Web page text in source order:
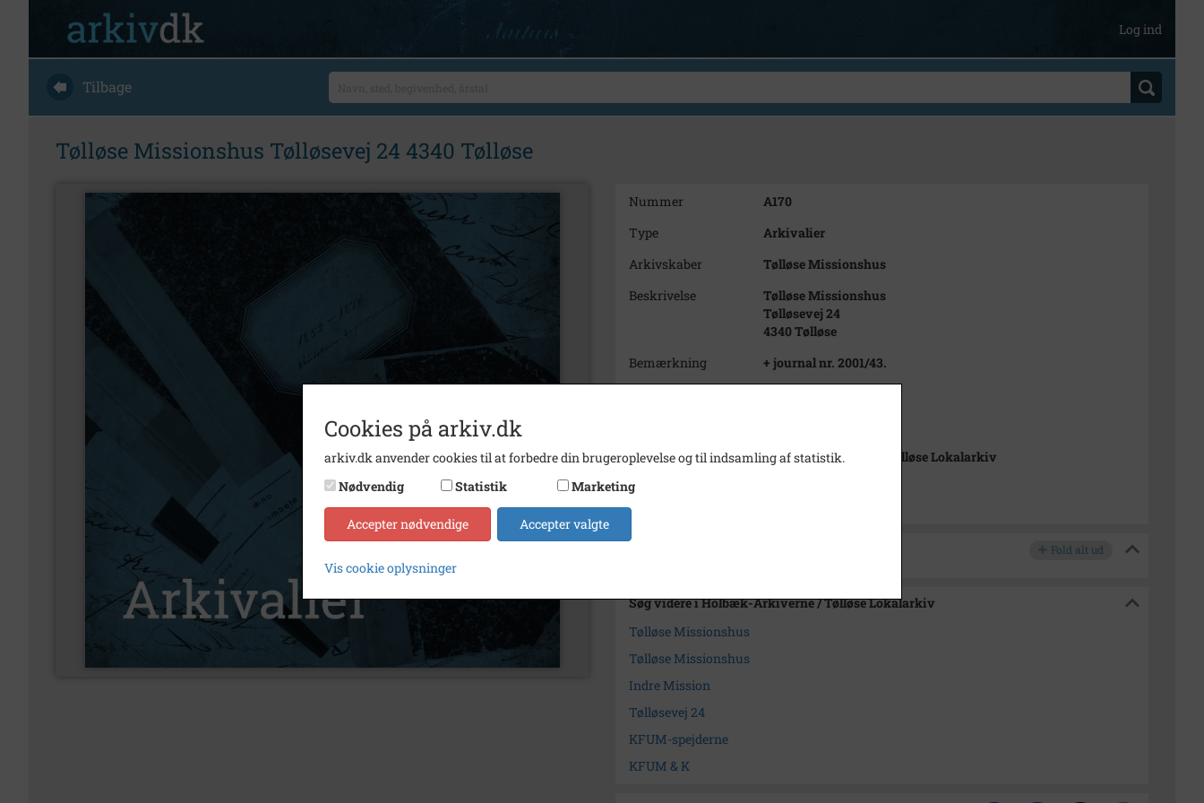
Log ind
Tilbage
Tølløse Missionshus Tølløsevej 24 4340 Tølløse
Nummer
A170
Type
Arkivalier
Arkivskaber
Tølløse Missionshus
Beskrivelse
Tølløse Missionshus
Tølløsevej 24
4340 Tølløse
Bemærkning
+ journal nr. 2001/43.
Arkiv
Holbæk-Arkiverne / Tølløse Lokalarkiv
Fold alt ud
Søg videre i Holbæk-Arkiverne / Tølløse Lokalarkiv
Tølløse Missionshus
Tølløse Missionshus
Indre Mission
Tølløsevej 24
KFUM-spejderne
KFUM & K
Cookies på arkiv.dk
arkiv.dk anvender cookies til at forbedre din brugeroplevelse og til indsamling af statistik.
Nødvendig
Statistik Marketing
Accepter nødvendige Accepter valgte
Vis cookie oplysninger